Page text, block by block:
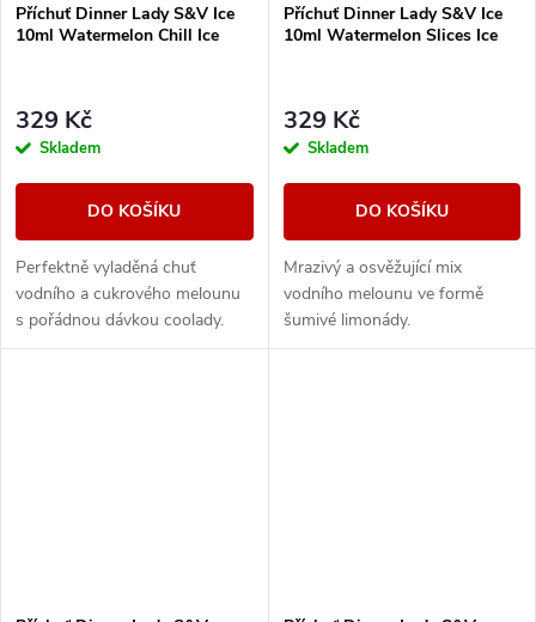
Příchuť Dinner Lady S&V Ice
10ml Watermelon Chill Ice
329 Kč
Skladem
DO KOŠÍKU
Perfektně vyladěná chuť
vodního a cukrového melounu
s pořádnou dávkou coolady.
Příchuť Dinner Lady S&V Ice
10ml Watermelon Slices Ice
329 Kč
Skladem
DO KOŠÍKU
Mrazivý a osvěžující mix
vodního melounu ve formě
šumivé limonády.